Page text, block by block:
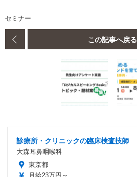
セミナー
この記事へ戻る
診療所・クリニックの臨床検査技師
大森耳鼻咽喉科
東京都
月給23万円～